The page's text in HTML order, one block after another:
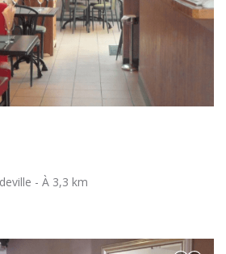
- À 3,3 km